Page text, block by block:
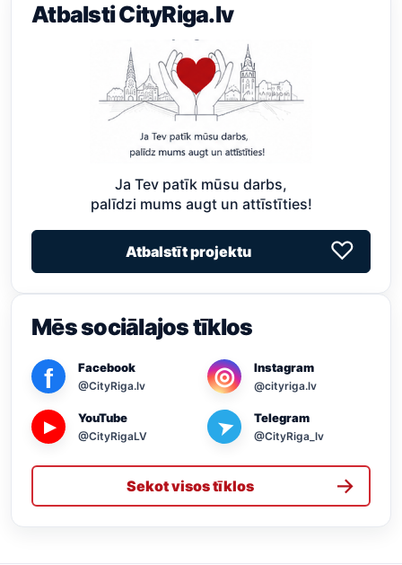
Atbalsti CityRiga.lv
Ja Tev patīk mūsu darbs,
palīdzi mums augt un attīstīties!
Atbalstīt projektu ♡
Mēs sociālajos tīklos
f Facebook
@CityRiga.lv ◎ Instagram
@cityriga.lv
▶
YouTube
@CityRigaLV ➤ Telegram
@CityRiga_lv
Sekot visos tīklos →